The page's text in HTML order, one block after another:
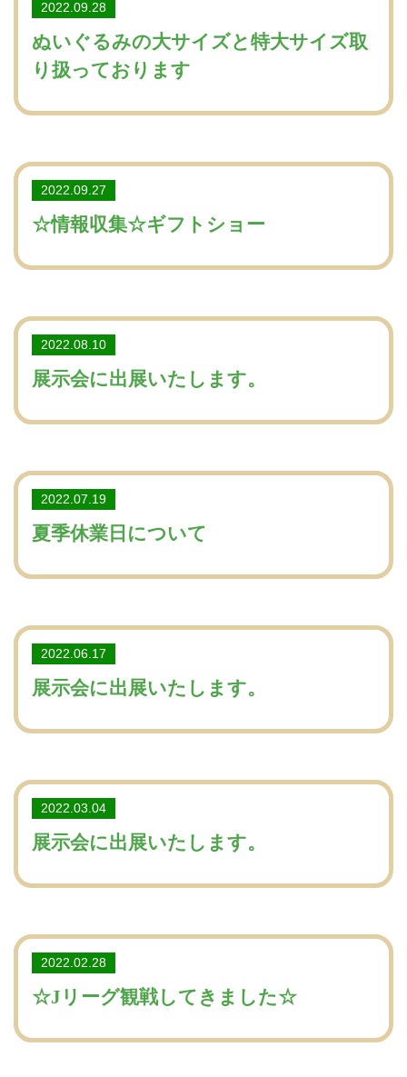
2022.09.28
ぬいぐるみの大サイズと特大サイズ取
り扱っております
2022.09.27
☆情報収集☆ギフトショー
2022.08.10
展示会に出展いたします。
2022.07.19
夏季休業日について
2022.06.17
展示会に出展いたします。
2022.03.04
展示会に出展いたします。
2022.02.28
☆Jリーグ観戦してきました☆